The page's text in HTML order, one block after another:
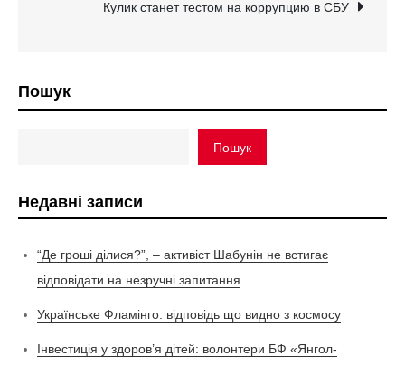
Кулик станет тестом на коррупцию в СБУ
Пошук
Пошук
Недавні записи
“Де гроші ділися?”, – активіст Шабунін не встигає
відповідати на незручні запитання
Українське Фламінго: відповідь що видно з космосу
Інвестиція у здоров’я дітей: волонтери БФ «Янгол-